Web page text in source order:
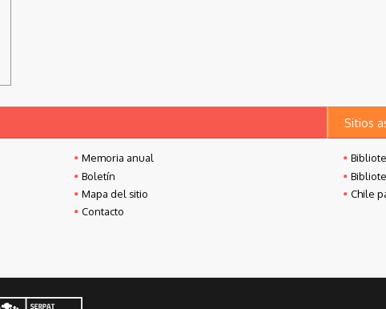
Memoria anual
Boletín
Mapa del sitio
Contacto
Sitios
Chile